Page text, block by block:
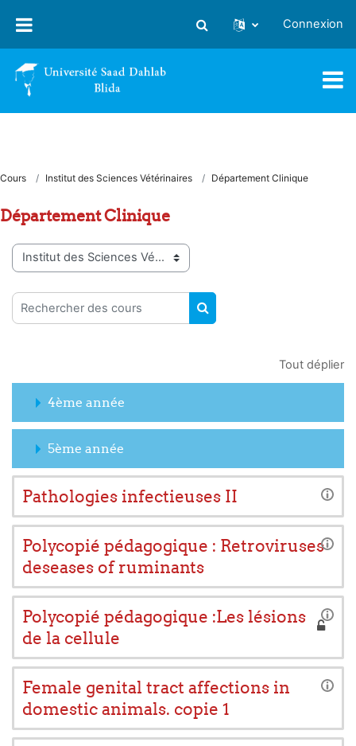
Activer/désactiver la saisie
Connexion
Cours Institut des Sciences Vétérinaires Département Clinique
Département Clinique
Catégories de cours
Rechercher des cours
RECHERCHER DES
Tout déplier
4ème année
5ème année
Pathologies infectieuses II
Polycopié pédagogique : Retroviruses
deseases of ruminants
Polycopié pédagogique :Les lésions
de la cellule
Female genital tract affections in
domestic animals. copie 1